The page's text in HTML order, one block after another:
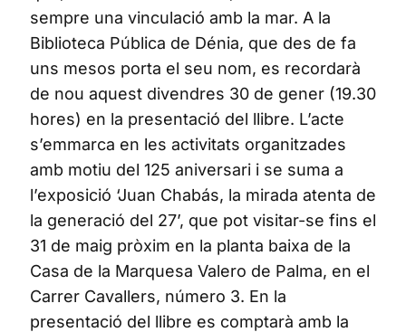
sempre una vinculació amb la mar. A la
Biblioteca Pública de Dénia, que des de fa
uns mesos porta el seu nom, es recordarà
de nou aquest divendres 30 de gener (19.30
hores) en la presentació del llibre. L’acte
s’emmarca en les activitats organitzades
amb motiu del 125 aniversari i se suma a
l’exposició ‘Juan Chabás, la mirada atenta de
la generació del 27’, que pot visitar-se fins el
31 de maig pròxim en la planta baixa de la
Casa de la Marquesa Valero de Palma, en el
Carrer Cavallers, número 3. En la
presentació del llibre es comptarà amb la